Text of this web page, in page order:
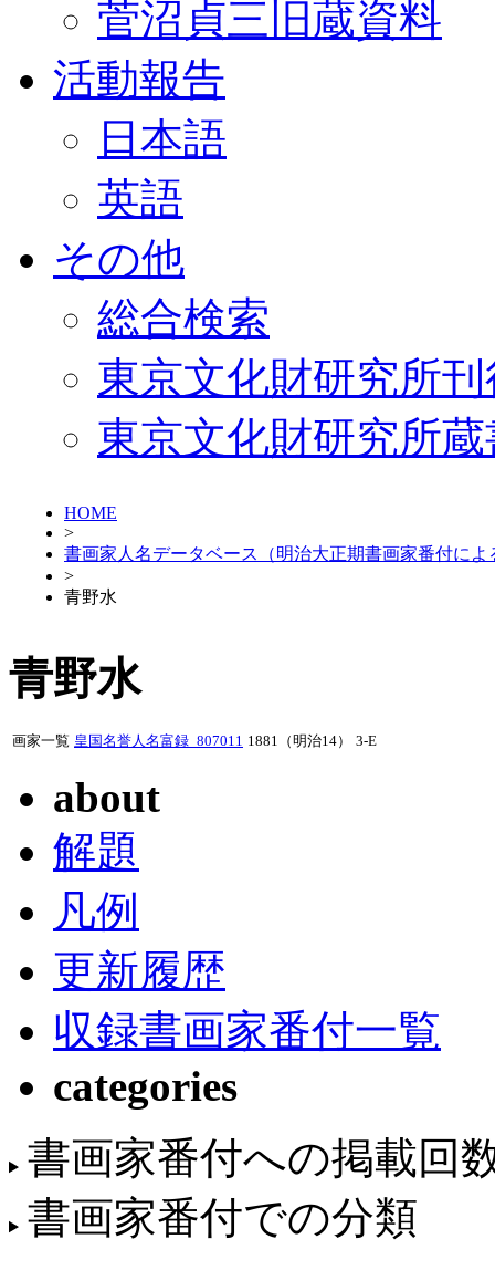
菅沼貞三旧蔵資料
活動報告
日本語
英語
その他
総合検索
東京文化財研究所
東京文化財研究所
HOME
>
書画家人名データベース（明治大正期書画家番付によ
>
青野水
青野水
画家一覧 皇国名誉人名富録_807011 1881（明治14） 3-E
about
解題
凡例
更新履歴
収録書画家番付一覧
categories
書画家番付への掲載回
書画家番付での分類